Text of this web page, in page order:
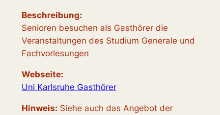
Beschreibung:
Senioren besuchen als Gasthörer die
Veranstaltungen des Studium Generale und
Fachvorlesungen
Webseite:
Uni Karlsruhe Gasthörer
Hinweis: Siehe auch das Angebot der